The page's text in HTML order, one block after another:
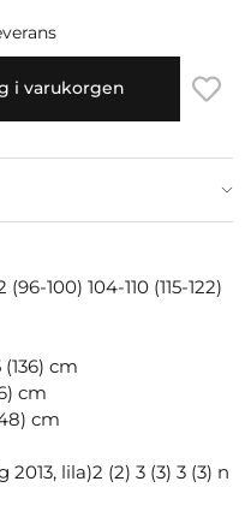
i varukorgen
100) 104-110 (115-122)
(136) cm
cm
cm
2013, lila)2 (2) 3 (3) 3 (3) n